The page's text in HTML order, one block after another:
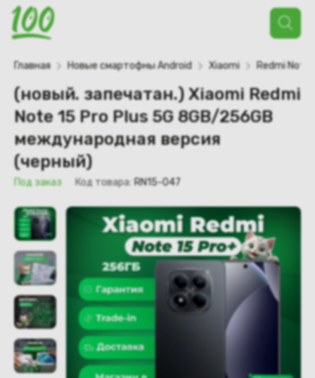
Поиск
товаров
Главная Новые смартофны Android Xiaomi Redmi Note
(новый. запечатан.) Xiaomi Redmi
Note 15 Pro Plus 5G 8GB/256GB
международная версия
(черный)
Под заказ Код товара: RN15-047